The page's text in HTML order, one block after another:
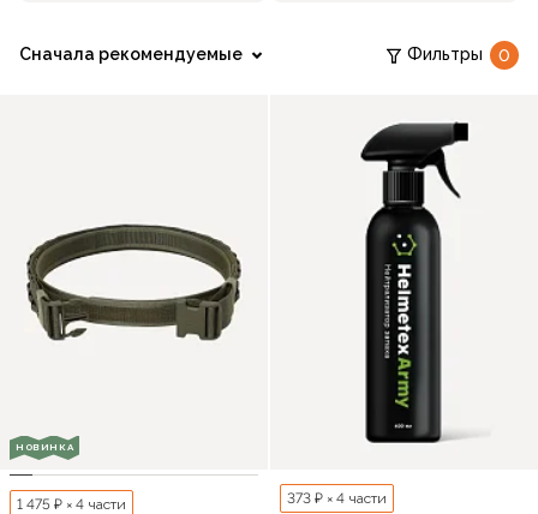
Сначала рекомендуемые Фильтры 0
НОВИНКА
1 475 ₽ × 4 части 373 ₽ × 4 части